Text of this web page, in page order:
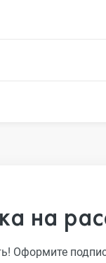
на
Оформите